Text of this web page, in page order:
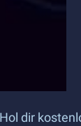
dir